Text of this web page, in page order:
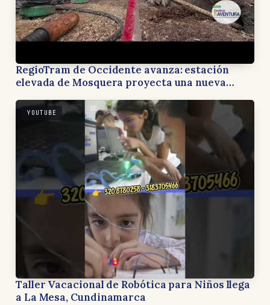
RegioTram de Occidente avanza: estación
elevada de Mosquera proyecta una nueva
YOUTUBE
Taller Vacacional de Robótica para Niños llega
a La Mesa, Cundinamarca